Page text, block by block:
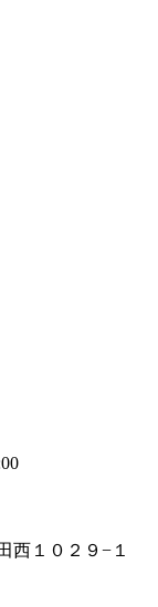
西１０２９−１